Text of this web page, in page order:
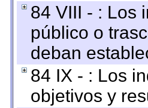
84 VIII - : Los
público o
deban
84 IX - : Los
objetivos y